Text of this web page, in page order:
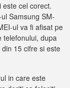
cel corect.
Samsung SM-
ul va fi afisat pe
telefonului, dupa
15 cifre si este
in care este